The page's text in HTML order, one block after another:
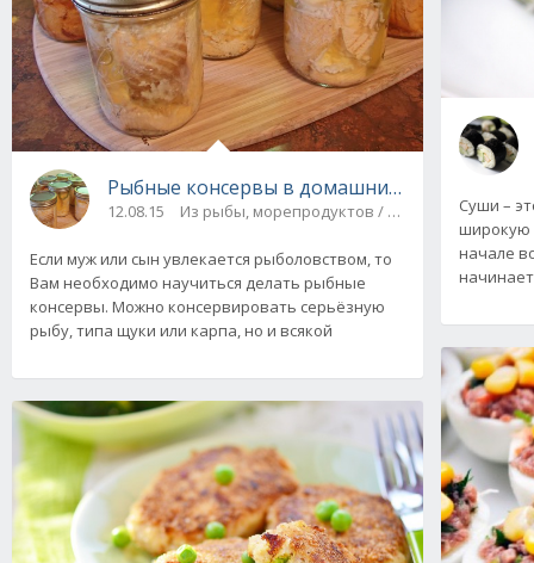
Рыбные консервы в домашних условиях:
12.08.15 Из рыбы, морепродуктов / Соленья,
Если муж или сын увлекается рыболовством, то
Вам необходимо научиться делать рыбные
консервы. Можно консервировать серьёзную
рыбу, типа щуки или карпа, но и всякой
Суши –
широкую
начале